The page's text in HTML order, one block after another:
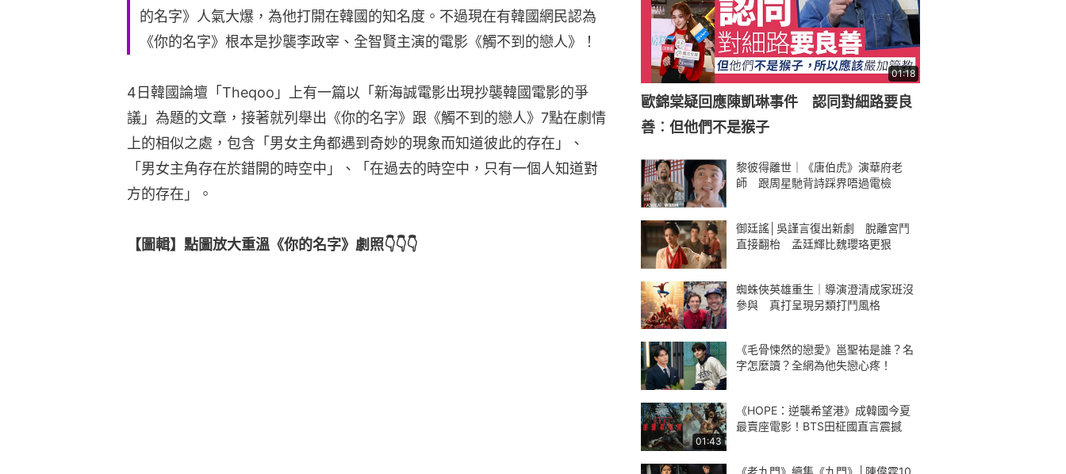
的名字》人氣大爆，為他打開在韓國的知名度。不過現在有韓國網民認為
《你的名字》根本是抄襲李政宰、全智賢主演的電影《觸不到的戀人》！
4日韓國論壇「Theqoo」上有一篇以「新海誠電影出現抄襲韓國電影的爭
議」為題的文章，接著就列舉出《你的名字》跟《觸不到的戀人》7點在劇情
上的相似之處，包含「男女主角都遇到奇妙的現象而知道彼此的存在」、
「男女主角存在於錯開的時空中」、「在過去的時空中，只有一個人知道對
方的存在」。
【圖輯】點圖放大重溫《你的名字》劇照👇👇👇
01:18
歐錦棠疑回應陳凱琳事件 認同對細路要良
善︰但他們不是猴子
黎彼得離世｜《唐伯虎》演華府老
師 跟周星馳背詩踩界唔過電檢
御廷謠│吳謹言復出新劇 脫離宮鬥
直接翻枱 孟廷輝比魏瓔珞更狠
蜘蛛俠英雄重生｜導演澄清成家班沒
參與 真打呈現另類打鬥風格
《毛骨悚然的戀愛》邕聖祐是誰？名
字怎麼讀？全網為他失戀心疼！
01:43
《HOPE：逆襲希望港》成韓國今夏
最賣座電影！BTS田柾國直言震撼
《老九門》續集《九門》│陳偉霆10